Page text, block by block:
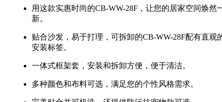
用这款实惠时尚的CB-WW-28F，让您的居家空间焕然
新。
贴合沙发，易于打理，可拆卸的CB-WW-28F配有直观
安装标签。
一体式框架套，安装和拆卸方便，便于清洁。
多种颜色和布料可选，满足您的个性风格需求。